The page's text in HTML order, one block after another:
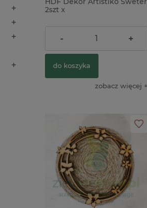
2szt x
5,50 zł
- +
do koszyka
zobacz więcej